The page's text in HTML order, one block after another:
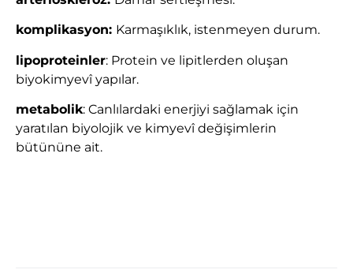
komplikasyon: Karmaşıklık, istenmeyen durum.
lipoproteinler: Protein ve lipitlerden oluşan
biyokimyevî yapılar.
metabolik: Canlılardaki enerjiyi sağlamak için
yaratılan biyolojik ve kimyevî değişimlerin
bütününe ait.